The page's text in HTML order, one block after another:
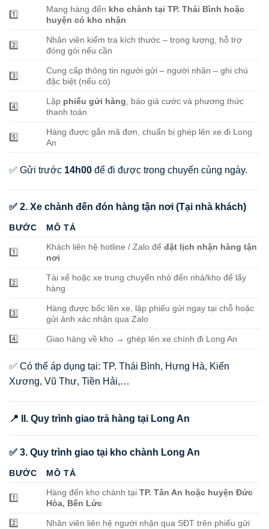
1️⃣
Mang hàng đến kho chành tại TP. Thái Bình hoặc
huyện có kho nhận
2️⃣
Nhân viên kiểm tra kích thước – trọng lượng, hỗ trợ
đóng gói nếu cần
3️⃣
Cung cấp thông tin người gửi – người nhận – ghi chú
đặc biệt (nếu có)
4️⃣
Lập phiếu gửi hàng , báo giá cước và phương thức
thanh toán
5️⃣
Hàng được gắn mã đơn, chuẩn bị ghép lên xe đi Long
An
✅ Gửi trước 14h00 để đi được trong chuyến cùng ngày.
✅ 2. Xe chành đến đón hàng tận nơi (Tại nhà khách)
BƯỚC MÔ TẢ
1️⃣
Khách liên hệ hotline / Zalo đểđặt lịch nhận hàng tận
nơi
2️⃣
Tài xế hoặc xe trung chuyển nhỏ đến nhà/kho để lấy
hàng
3️⃣
Hàng được bốc lên xe, lập phiếu gửi ngay tại chỗ hoặc
gửi ảnh xác nhận qua Zalo
4️⃣ Giao hàng về kho → ghép lên xe chính đi Long An
✅ Có thể áp dụng tại: TP. Thái Bình, Hưng Hà, Kiến
Xương, Vũ Thư, Tiền Hải,…
📍 II. Quy trình giao trả hàng tại Long An
✅ 3. Quy trình giao tại kho chành Long An
BƯỚC MÔ TẢ
1️⃣
Hàng đến kho chành tạiTP. Tân An hoặc huyện Đức
Hòa, Bến Lức
2️⃣ Nhân viên liên hệ người nhận qua SĐT trên phiếu gửi